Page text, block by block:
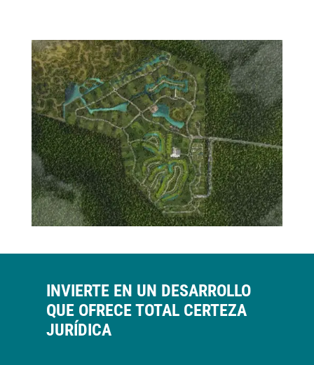
INVIERTE EN UN DESARROLLO
QUE OFRECE TOTAL CERTEZA
JURÍDICA